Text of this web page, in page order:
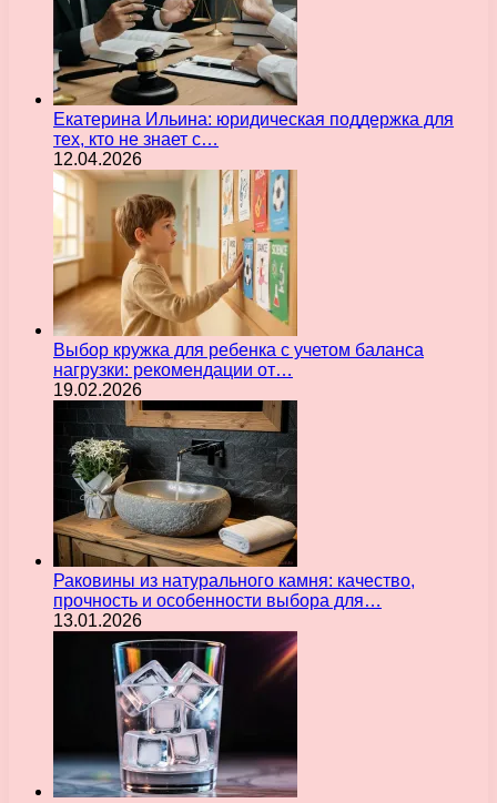
Екатерина Ильина: юридическая поддержка для
тех, кто не знает с…
12.04.2026
Выбор кружка для ребенка с учетом баланса
нагрузки: рекомендации от…
19.02.2026
Раковины из натурального камня: качество,
прочность и особенности выбора для…
13.01.2026